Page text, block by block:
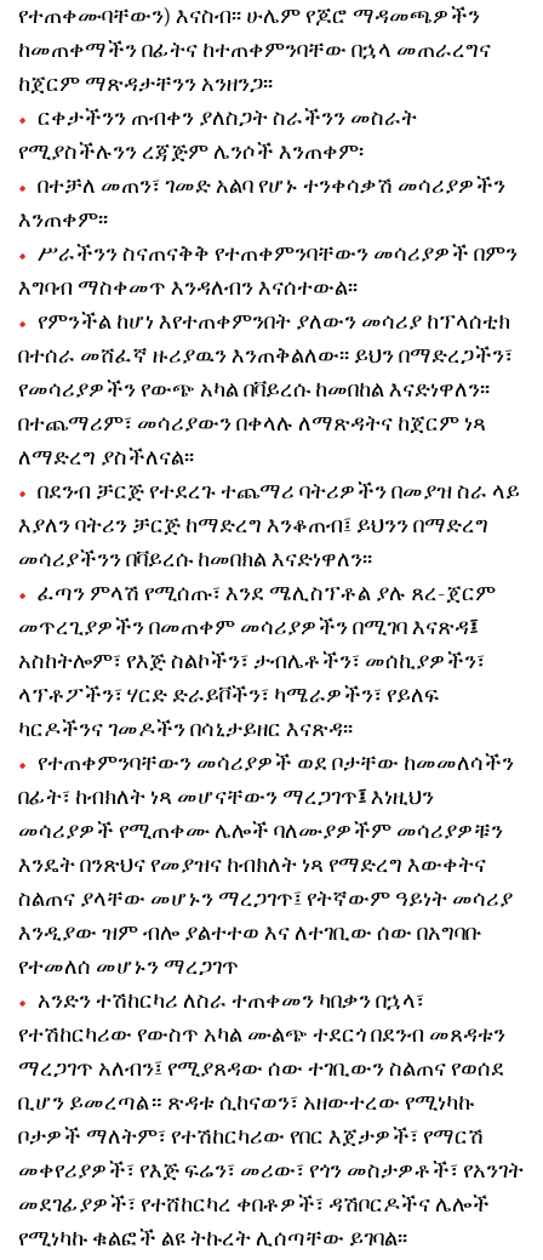
የተጠቀሙባቸውን) እናስብ፡፡ ሁሌም የጆሮ ማዳመጫዎችን
ከመጠቀማችን በፊትና ከተጠቀምንባቸው በኋላ መጠራረግና
ከጀርም ማጽዳታቸንን አንዘንጋ፡፡
ርቀታችንን ጠብቀን ያለስጋት ስራችንን መስራት
የሚያስችሉንን ረጃጅም ሌንሶች እንጠቀም፡
በተቻለ መጠን፣ ገመድ አልባ የሆኑ ተንቀሳቃሽ መሳሪያዎችን
እንጠቀም፡፡
ሥራችንን ስናጠናቅቅ የተጠቀምንባቸውን መሳሪያዎች በምን
እግባብ ማስቀመጥ እንዳለብን እናሰተውል፡፡
የምንችል ከሆነ እየተጠቀምንበት ያለውን መሳሪያ ከፕላሰቲክ
በተሰራ መሸፈኛ ዙሪያዉን እንጠቅልለው፡፡ ይህን በማድረጋችን፣
የመሳሪያዎችን የውጭ አካል በቫይረሱ ከመበከል እናድነዋለን፡፡
በተጨማሪም፣ መሳሪያውን በቀላሉ ለማጽዳትና ከጀርም ነጻ
ለማድረግ ያስችለናል፡፡
በደንብ ቻርጅ የተደረጉ ተጨማሪ ባትሪዎችን በመያዝ ስራ ላይ
እያለን ባትሪን ቻርጅ ከማድረግ እንቆጠብ፤ ይህንን በማድረግ
መሳሪያችንን በቫይረሱ ከመበክል እናድነዋለን፡፡
ፈጣን ምላሽ የሚሰጡ፣ እንደ ሜሊስፕቶል ያሉ ጸረ-ጀርም
መጥረጊያዎችን በመጠቀም መሳሪያዎችን በሚገባ እናጽዳ፤
አስከትሎም፣ የእጅ ስልኮችን፣ ታብሌቶችን፣ መሰኪያዎችን፣
ላፕቶፖችን፣ ሃርድ ድራይቮችን፣ ካሜራዎችን፣ የይለፍ
ካርዶችንና ገመዶችን በሳኒታይዘር እናጽዳ፡፡
የተጠቀምንባቸውን መሳሪያዎች ወደ ቦታቸው ከመመለሳችን
በፊት፣ ከብክለት ነጻ መሆናቸውን ማረጋገጥ፤እነዚህን
መሳሪያዎች የሚጠቀሙ ሌሎች ባለሙያዎችም መሳሪያዎቹን
እንዴት በንጽህና የመያዝና ከብክለት ነጻ የማድረግ እውቀትና
ስልጠና ያላቸው መሆኑን ማረጋገጥ፤ የትኛውም ዓይነት መሳሪያ
እንዲያው ዝም ብሎ ያልተተወ እና ለተገቢው ሰው በአግባቡ
የተመለሰ መሆኑን ማረጋገጥ
አንድን ተሽከርካሪ ለስራ ተጠቀመን ካበቃን በኋላ፣
የተሽከርካሪው የውስጥ አካል ሙልጭ ተደርጎ በደንብ መጸዳቱን
ማረጋገጥ አለብን፤ የሚያጸዳው ሰው ተገቢውን ስልጠና የወሰደ
ቢሆን ይመረጣል። ጽዳቱ ሲከናወን፣ አዘውተረው የሚነካኩ
ቦታዎች ማለትም፣ የተሽከርካሪው የበር እጀታዎች፣ የማርሽ
መቀየሪያዎች፣ የእጅ ፍሬን፣ መሪው፣ የጎን መስታዎቶች፣ የአንገት
መደገፊያዎች፣ የተሸከርካረ ቀበቶዎች፣ ዳሽቦርዶችና ሌሎች
የሚነካኩ ቁልፎች ልዩ ትኩረት ሊሰጣቸው ይገባል፡፡